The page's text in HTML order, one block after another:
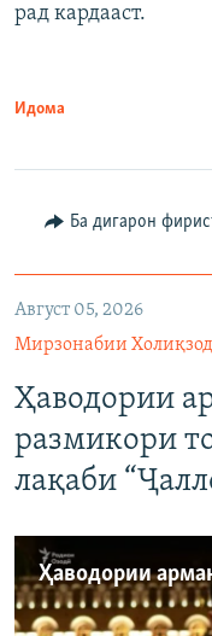
рад кардааст.
Идома
Ба дигарон
Август 05, 2026
Мирзонабии Холиқзод
Ҳаводории
размикори
лақаби